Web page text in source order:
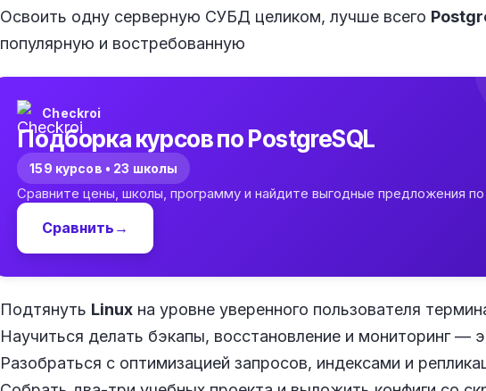
Освоить одну серверную СУБД целиком, лучше всего
популярную и востребованную
Checkroi
Подборка курсов по PostgreSQL
159 курсов • 23 школы
Сравните цены, школы, программу и найдите выгодные предложения
Сравнить →
Подтянуть Linux на уровне уверенного пользователя
Научиться делать бэкапы, восстановление и мониторинг —
Разобраться с оптимизацией запросов, индексами и